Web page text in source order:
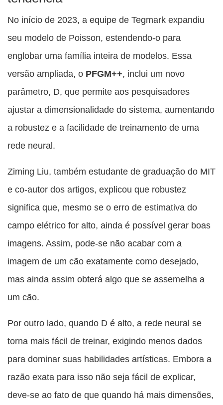
No início de 2023, a equipe de Tegmark expandiu
seu modelo de Poisson, estendendo-o para
englobar uma família inteira de modelos. Essa
versão ampliada, o PFGM++, inclui um novo
parâmetro, D, que permite aos pesquisadores
ajustar a dimensionalidade do sistema, aumentando
a robustez e a facilidade de treinamento de uma
rede neural.
Ziming Liu, também estudante de graduação do MIT
e co-autor dos artigos, explicou que robustez
significa que, mesmo se o erro de estimativa do
campo elétrico for alto, ainda é possível gerar boas
imagens. Assim, pode-se não acabar com a
imagem de um cão exatamente como desejado,
mas ainda assim obterá algo que se assemelha a
um cão.
Por outro lado, quando D é alto, a rede neural se
torna mais fácil de treinar, exigindo menos dados
para dominar suas habilidades artísticas. Embora a
razão exata para isso não seja fácil de explicar,
deve-se ao fato de que quando há mais dimensões,